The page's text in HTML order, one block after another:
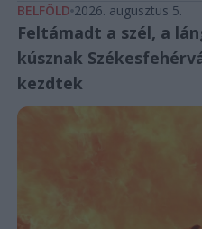
BELFÖLD 2026. augusztus 5.
Feltámadt a szél, a
kúsznak
kezdtek